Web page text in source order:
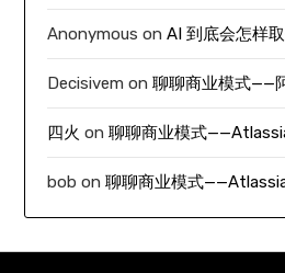
Anonymous onAI 到底会怎样
Decisivem on聊聊商业模式——
四火 on聊聊商业模式
bob on聊聊商业模式